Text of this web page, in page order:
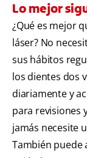
Lo mejor
¿Qué es mejor
láser? No
sus hábitos
los dientes dos
diariamente y
para revisiones
jamás necesite
También puede